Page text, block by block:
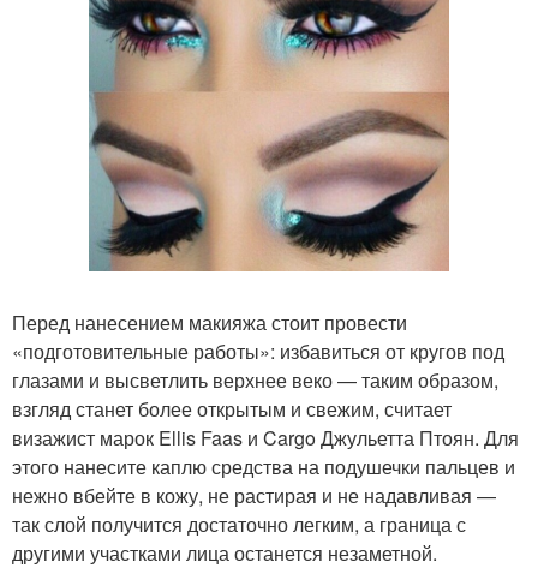
Перед нанесением макияжа стоит провести
«подготовительные работы»: избавиться от кругов под
глазами и высветлить верхнее веко — таким образом,
взгляд станет более открытым и свежим, считает
визажист марок Ellis Faas и Cargo Джульетта Птоян. Для
этого нанесите каплю средства на подушечки пальцев и
нежно вбейте в кожу, не растирая и не надавливая —
так слой получится достаточно легким, а граница с
другими участками лица останется незаметной.